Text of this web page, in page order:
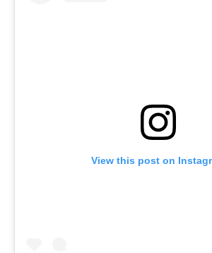
View this post on